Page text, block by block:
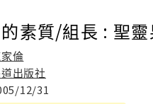
素質/組長 : 聖
倫
出版社
12/31